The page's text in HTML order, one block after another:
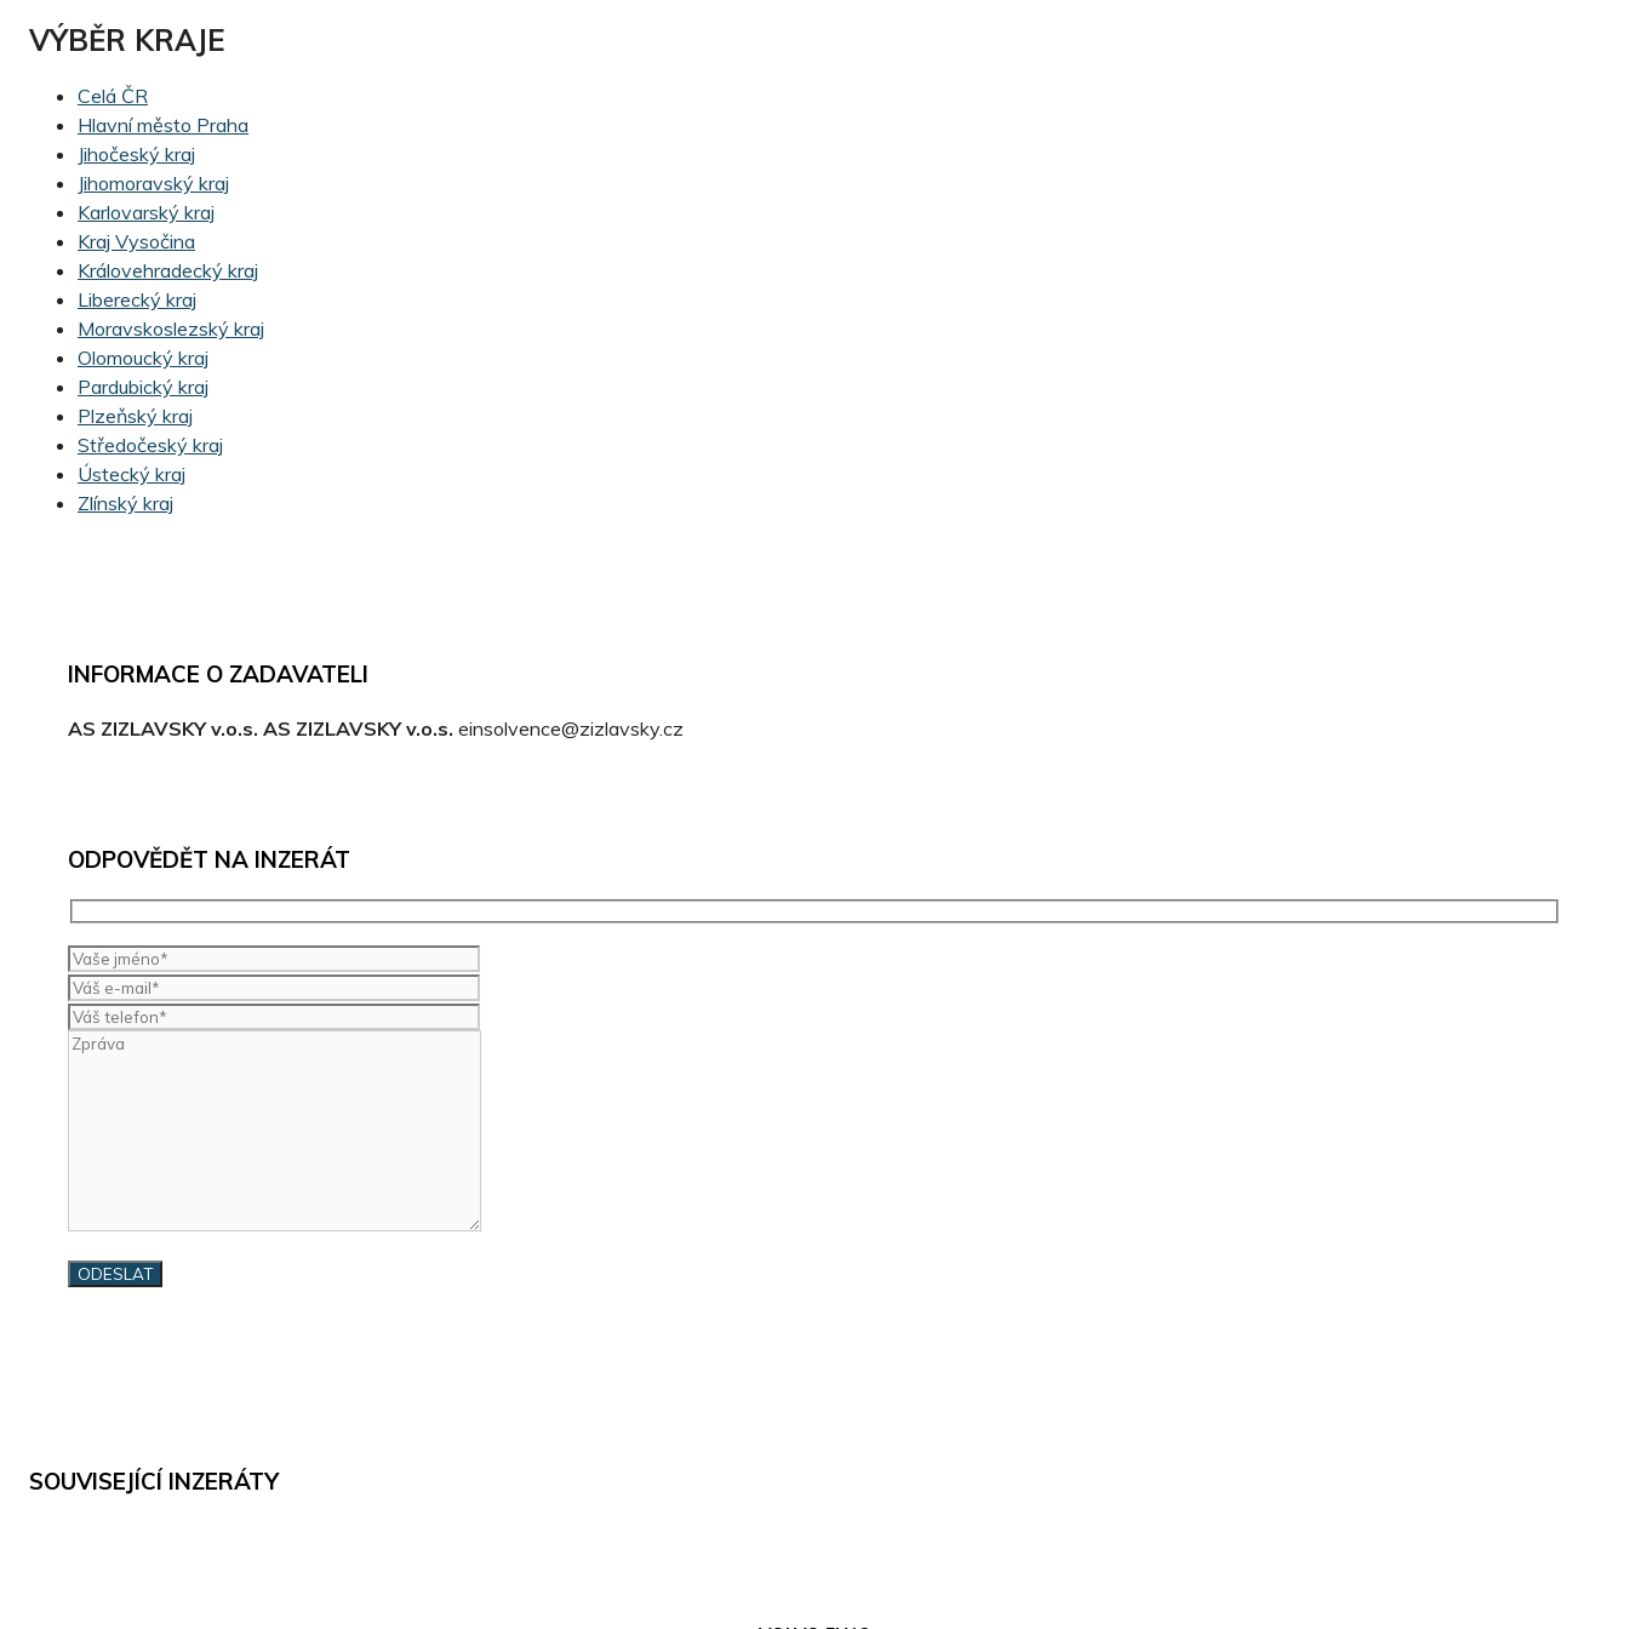
VÝBĚR KRAJE
Celá ČR
Hlavní město Praha
Jihočeský kraj
Jihomoravský kraj
Karlovarský kraj
Kraj Vysočina
Královehradecký kraj
Liberecký kraj
Moravskoslezský kraj
Olomoucký kraj
Pardubický kraj
Plzeňský kraj
Středočeský kraj
Ústecký kraj
Zlínský kraj
INFORMACE O ZADAVATELI
AS ZIZLAVSKY v.o.s. AS ZIZLAVSKY v.o.s. einsolvence@zizlavsky.cz
ODPOVĚDĚT NA INZERÁT
SOUVISEJÍCÍ INZERÁTY